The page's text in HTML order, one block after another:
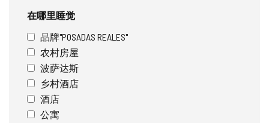
在哪里睡觉
品牌"POSADAS REALES"
农村房屋
波萨达斯
乡村酒店
酒店
公寓